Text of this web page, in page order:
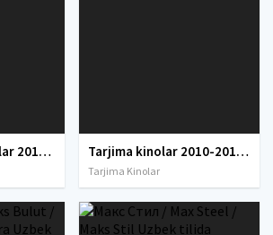
Yangi O'zbek kinolar 2010-2011-2012-2013-2014-2015-2016-2017-2018-2019-2020-2021-2022-2023-2024-2025 O'zbek tilida Uzbek tarjima Full HD Tarjima kinolar 2010-2011-2012-2013-2014-2015-2016-2017-2018-2019-2020-2021-2022-2023-2024-2025 O'zbek tilida Uzbek tarjima Full HD
Tarjima Kinolar